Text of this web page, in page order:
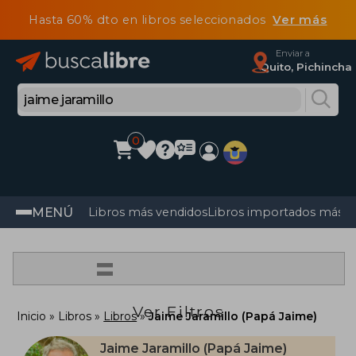
Hasta 60% dto en libros seleccionadosVer más
Enviar a
Quito, Pichincha
0
MENÚ Libros más vendidosLibros importados más
=
Ver Filtros
Inicio Libros Libros Jaime Jaramillo (Papá Jaime)
Jaime Jaramillo (Papá Jaime)